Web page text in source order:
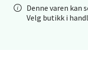
Denne varen kan
Velg butikk i
0 i butikk